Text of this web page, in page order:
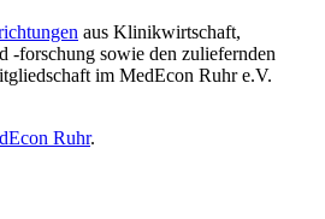
aus Klinikwirtschaft,
-forschung sowie den zuliefernden
im MedEcon Ruhr e.V.
Ruhr.